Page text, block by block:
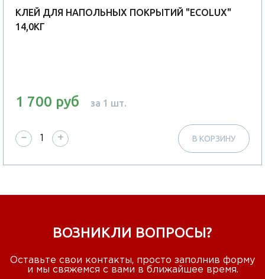
КЛЕЙ ДЛЯ НАПОЛЬНЫХ ПОКРЫТИЙ "ECOLUX"
14,0КГ
1 700 руб за 1 шт.
− + В КОРЗИНУ
ВОЗНИКЛИ ВОПРОСЫ?
Оставьте свои контакты, просто заполнив форму
и мы свяжемся с вами в ближайшее время.